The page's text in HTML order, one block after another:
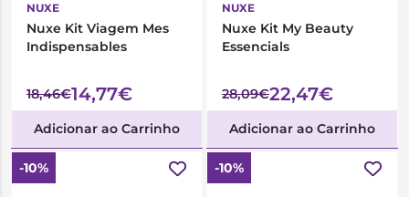
NUXE
Nuxe Kit Viagem Mes
Indispensables
18,46€14,77€
Adicionar ao Carrinho
NUXE
Nuxe Kit My Beauty
Essencials
28,09€22,47€
Adicionar ao Carrinho
-10% -10%